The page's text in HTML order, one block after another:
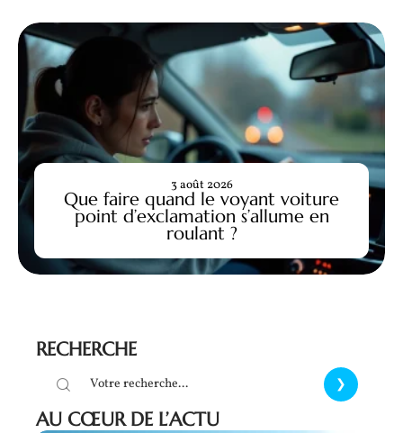
Que faire quand le voyant voiture
point d’exclamation s’allume en
roulant ?
3 août 2026
RECHERCHE
AU CŒUR DE L’ACTU